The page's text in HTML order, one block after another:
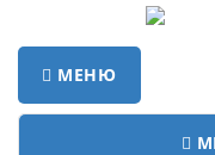
МЕНЮ